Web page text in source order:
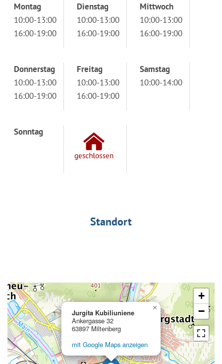
Montag
10:00-13:00
16:00-19:00
Dienstag
10:00-13:00
16:00-19:00
Mittwoch
10:00-13:00
16:00-19:00
Donnerstag
10:00-13:00
16:00-19:00
Freitag
10:00-13:00
16:00-19:00
Samstag
10:00-14:00
Sonntag
Standort
Jurgita Kubiliuniene
Ankergasse 32
63897 Miltenberg
mit Google Maps anzeigen
×
+
−